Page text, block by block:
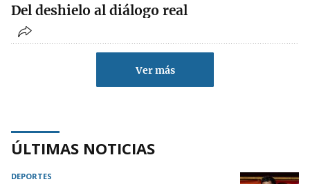
Del deshielo al diálogo real
Ver más
ÚLTIMAS NOTICIAS
DEPORTES